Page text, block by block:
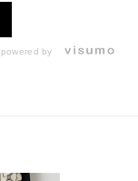
powered by